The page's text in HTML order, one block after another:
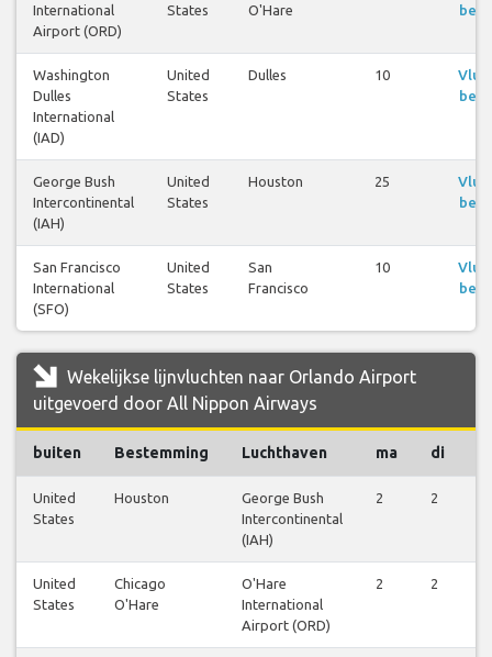
International
Airport (ORD)
States
O'Hare
Washington
Dulles
International
(IAD)
United
States
Dulles 10
George Bush
Intercontinental
(IAH)
United
States
Houston 25
San Francisco
International
(SFO)
United
States
San
Francisco
10
Wekelijkse lijnvluchten naar Orlando Airport
uitgevoerd door All Nippon Airways
buiten Bestemming Luchthaven ma di
United
States
Houston
George Bush
Intercontinental
(IAH)
2 2
United
States
Chicago
O'Hare
O'Hare
International
Airport (ORD)
2 2